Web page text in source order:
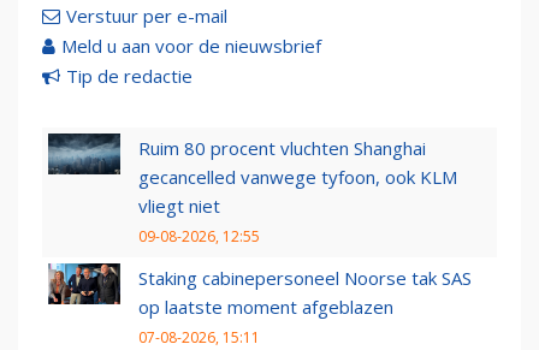
Verstuur per e-mail
Meld u aan voor de nieuwsbrief
Tip de redactie
Ruim 80 procent vluchten Shanghai
gecancelled vanwege tyfoon, ook KLM
vliegt niet
09-08-2026, 12:55
Staking cabinepersoneel Noorse tak SAS
op laatste moment afgeblazen
07-08-2026, 15:11